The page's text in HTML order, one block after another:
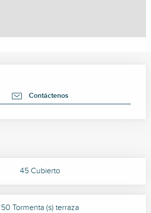
Contáctenos
45 Cubierto
50 Tormenta (s) terraza